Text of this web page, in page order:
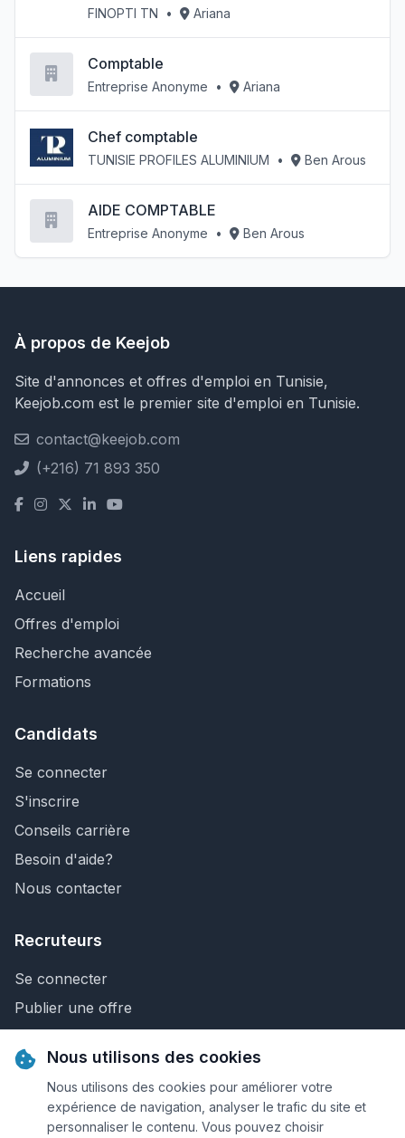
FINOPTI TN • Ariana
Comptable
Entreprise Anonyme • Ariana
Chef comptable
TUNISIE PROFILES ALUMINIUM • Ben Arous
AIDE COMPTABLE
Entreprise Anonyme • Ben Arous
À propos de Keejob
Site d'annonces et offres d'emploi en Tunisie,
Keejob.com est le premier site d'emploi en Tunisie.
contact@keejob.com
(+216) 71 893 350
Liens rapides
Accueil
Offres d'emploi
Recherche avancée
Formations
Candidats
Se connecter
S'inscrire
Conseils carrière
Besoin d'aide?
Nous contacter
Recruteurs
Se connecter
Publier une offre
Nous contacter
Nous utilisons des cookies
Nous utilisons des cookies pour améliorer votre
expérience de navigation, analyser le trafic du site et
personnaliser le contenu. Vous pouvez choisir